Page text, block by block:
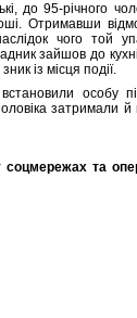
до 95-річного
Отримавши
чого той
зайшов до
із місця події.
особу
затримали
та